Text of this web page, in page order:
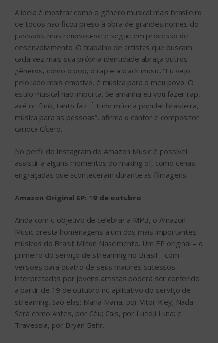
A ideia é mostrar como o gênero musical mais brasileiro
de todos não ficou preso à obra de grandes nomes do
passado, mas renovou-se e segue em processo de
desenvolvimento. O trabalho de artistas que buscam
cada vez mais sua própria identidade abraça outros
gêneros, como o pop, o rap e a black music. “Eu vejo
pelo lado mais emotivo, é música para o meu povo. O
estilo musical não importa. Se amanhã eu vou fazer rap,
axé ou funk, tanto faz. É tudo música popular brasileira,
música para as pessoas”, afirma o cantor e compositor
carioca Cícero.
No perfil do Instagram do Amazon Music é possível
assistir a alguns momentos do making of, como cenas
engraçadas que aconteceram durante as filmagens.
Amazon Original EP: 19 de outubro
Ainda com o objetivo de celebrar a MPB, o Amazon
Music presta homenagens a um dos mais importantes
músicos do Brasil: Milton Nascimento. Um EP original – o
primeiro do serviço de streaming no Brasil – com
versões para quatro de seus maiores sucessos
interpretadas por jovens artistas poderá ser conferido
a partir de 19 de outubro no aplicativo do serviço de
streaming. São elas: Maria Maria, por Vitor Kley; Nada
Será como Antes, por Céu; Cais, por Luedji Luna; e
Travessia, por Bryan Behr.